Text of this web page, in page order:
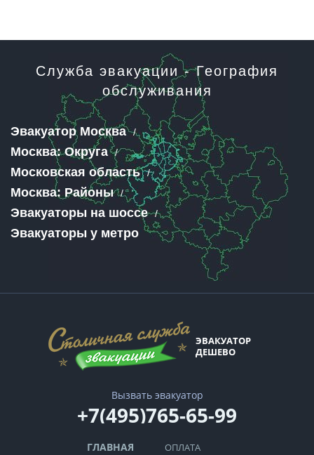
Служба эвакуации - География
обслуживания
Эвакуатор Москва
Москва: Округа
Московская область
Москва: Районы
Эвакуаторы на шоссе
Эвакуаторы у метро
ЭВАКУАТОР
ДЕШЕВО
Вызвать эвакуатор
+7(495)765-65-99
ГЛАВНАЯ
ОПЛАТА